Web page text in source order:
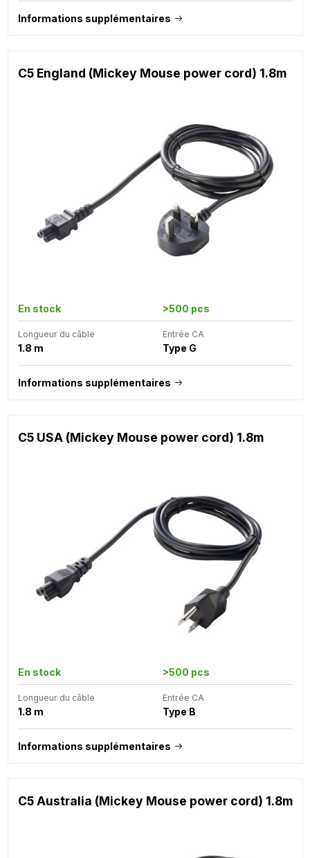
Informations supplémentaires
C5 England (Mickey Mouse power cord) 1.8m
En stock >500 pcs
Longueur du câble
1.8 m
Entrée CA
Type G
Informations supplémentaires
C5 USA (Mickey Mouse power cord) 1.8m
En stock >500 pcs
Longueur du câble
1.8 m
Entrée CA
Type B
Informations supplémentaires
C5 Australia (Mickey Mouse power cord) 1.8m